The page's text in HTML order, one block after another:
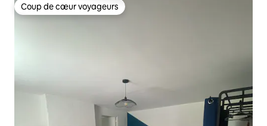
Coup de cœur voyageurs
Coup de cœur voyageurs